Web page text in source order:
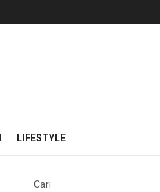
LIFESTYLE
Cari